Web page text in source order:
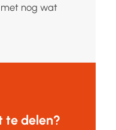
nog wat
te delen?